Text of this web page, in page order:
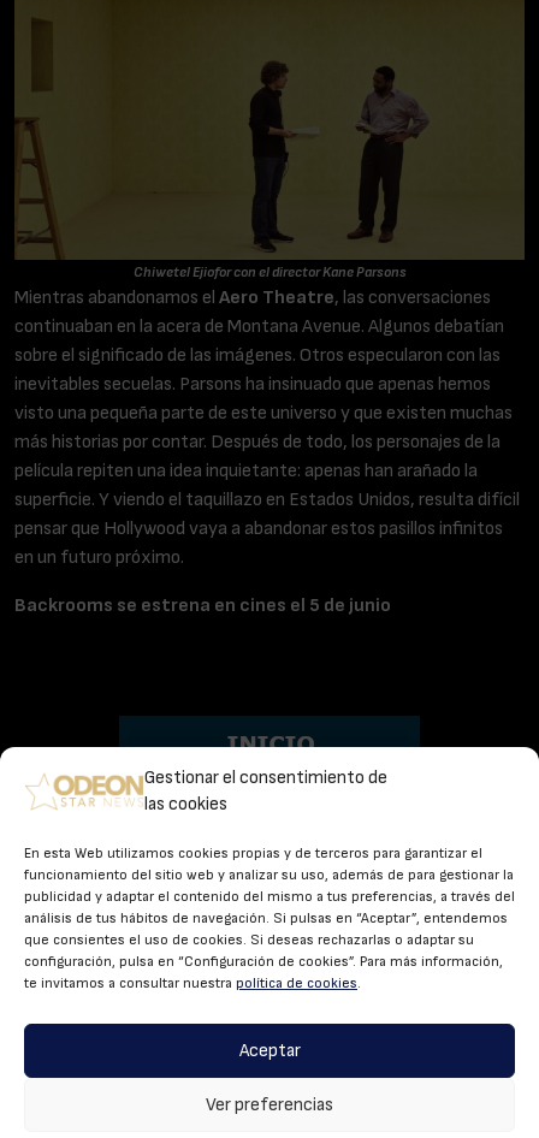
Gestionar el consentimiento de
las cookies
En esta Web utilizamos cookies propias y de terceros para garantizar el
funcionamiento del sitio web y analizar su uso, además de para gestionar la
publicidad y adaptar el contenido del mismo a tus preferencias, a través del
análisis de tus hábitos de navegación. Si pulsas en “Aceptar”, entendemos
que consientes el uso de cookies. Si deseas rechazarlas o adaptar su
configuración, pulsa en “Configuración de cookies”. Para más información,
te invitamos a consultar nuestra política de cookies
Aceptar
Ver preferencias
Chiwetel Ejiofor con el director Kane Parsons
Mientras abandonamos el Aero Theatre, las conversaciones
continuaban en la acera de Montana Avenue. Algunos debatían
sobre el significado de las imágenes. Otros especularon con las
inevitables secuelas. Parsons ha insinuado que apenas hemos
visto una pequeña parte de este universo y que existen muchas
más historias por contar. Después de todo, los personajes de la
película repiten una idea inquietante: apenas han arañado la
superficie. Y viendo el taquillazo en Estados Unidos, resulta difícil
pensar que Hollywood vaya a abandonar estos pasillos infinitos
en un futuro próximo.
Backrooms se estrena en cines el 5 de junio
Avances
Ver para creer